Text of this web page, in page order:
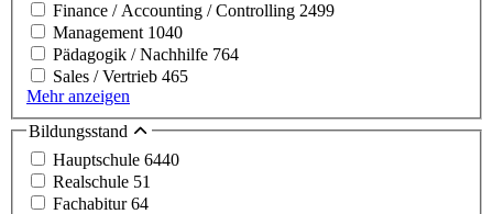
Finance / Accounting / Controlling 2499
Management 1040
Pädagogik / Nachhilfe 764
Sales / Vertrieb 465
Mehr anzeigen
Bildungsstand
Hauptschule 6440
Realschule 51
Fachabitur64